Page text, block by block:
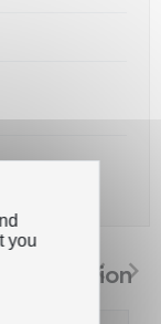
Solution
you